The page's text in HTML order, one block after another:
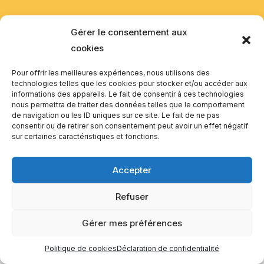
Gérer le consentement aux
cookies
Pour offrir les meilleures expériences, nous utilisons des
technologies telles que les cookies pour stocker et/ou accéder aux
informations des appareils. Le fait de consentir à ces technologies
nous permettra de traiter des données telles que le comportement
de navigation ou les ID uniques sur ce site. Le fait de ne pas
consentir ou de retirer son consentement peut avoir un effet négatif
sur certaines caractéristiques et fonctions.
Accepter
Refuser
Gérer mes préférences
Politique de cookiesDéclaration de confidentialité